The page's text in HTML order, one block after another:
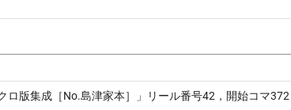
ロ版集成［No.島津家本］」リール番号42，開始コマ372